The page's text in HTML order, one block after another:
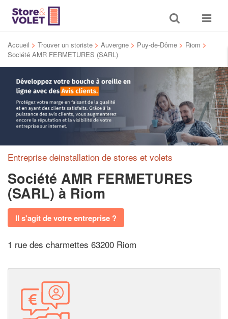
Toggle
search
Toggle
Accueil > Trouver un storiste > Auvergne > Puy-de-Dôme > Riom >
Société AMR FERMETURES (SARL)
Entreprise deinstallation de stores et volets
Société AMR FERMETURES
(SARL) à Riom
Il s'agit de votre entreprise ?
1 rue des charmettes 63200 Riom